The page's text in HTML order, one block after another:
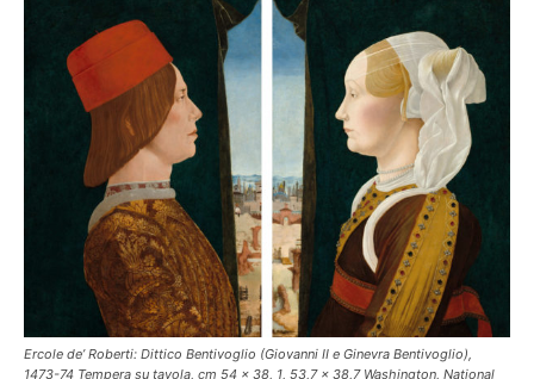
Ercole de’ Roberti: Dittico Bentivoglio (Giovanni II e Ginevra Bentivoglio),
1473-74 Tempera su tavola, cm 54 x 38, 1, 53,7 x 38,7 Washington, National